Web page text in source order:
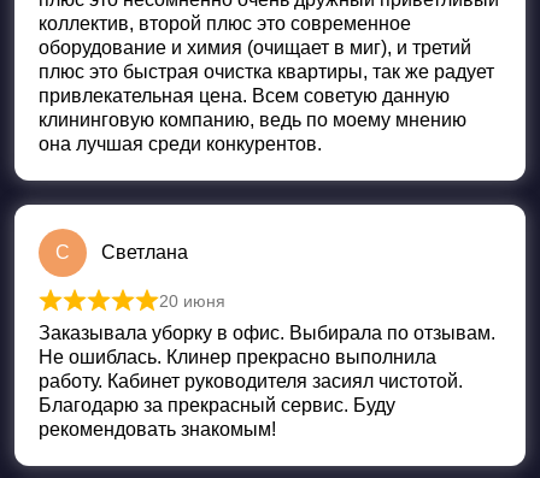
коллектив, второй плюс это современное
оборудование и химия (очищает в миг), и третий
плюс это быстрая очистка квартиры, так же радует
привлекательная цена. Всем советую данную
клининговую компанию, ведь по моему мнению
она лучшая среди конкурентов.
С Светлана
Оценка
20 июня
Заказывала уборку в офис. Выбирала по отзывам.
Не ошиблась. Клинер прекрасно выполнила
работу. Кабинет руководителя засиял чистотой.
Благодарю за прекрасный сервис. Буду
рекомендовать знакомым!